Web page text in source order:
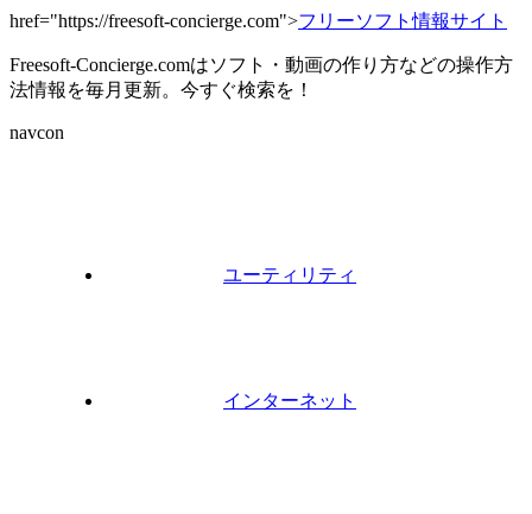
href="https://freesoft-concierge.com">フリーソフト情報サイト
Freesoft-Concierge.comはソフト・動画の作り方などの操作方
法情報を毎月更新。今すぐ検索を！
navcon
ユーティリティ
インターネット